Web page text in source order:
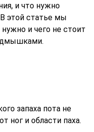
и что нужно
В этой статье мы
и чего не стоит
запаха пота не
ног и области паха.